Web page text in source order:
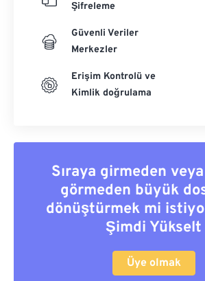
Şifreleme
Güvenli Veriler
Merkezler
Erişim Kontrolü ve
Kimlik doğrulama
Sıraya girmeden
görmeden büyük
dönüştürmek mi
Şimdi Yükselt
Üye olmak